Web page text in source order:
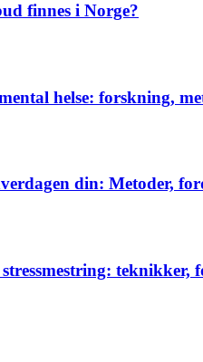
finnes i Norge?
helse: forskning,
din: Metoder,
teknikker,